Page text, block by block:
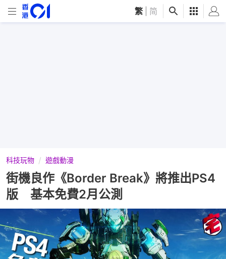
繁 简
科技玩物 遊戲動漫
街機良作《Border Break》將推出PS4
版 基本免費2月公測